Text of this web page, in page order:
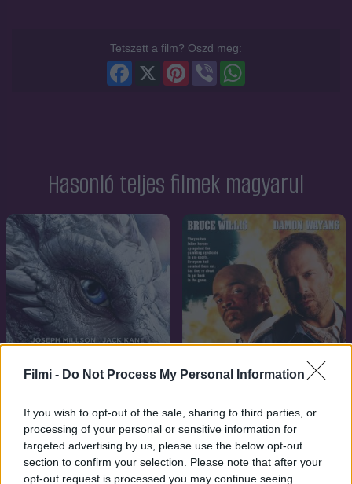
Filmi - Do Not Process My Personal Information
If you wish to opt-out of the sale, sharing to third parties, or
processing of your personal or sensitive information for
targeted advertising by us, please use the below opt-out
section to confirm your selection. Please note that after your
opt-out request is processed you may continue seeing
Tetszett a film? Oszd meg:
Viber
Pinterest
Facebook
Hasonló teljes filmek magyarul
2020 5.4
Sárkányszív: Bosszú
1991
Az utolsó cserkész